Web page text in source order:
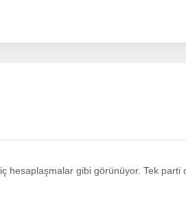
hesaplaşmalar gibi görünüyor. Tek parti